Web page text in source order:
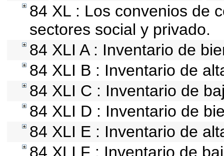
84 XL : Los convenios de
sectores social y privado.
84 XLI A : Inventario de
84 XLI B : Inventario de
84 XLI C : Inventario de
84 XLI D : Inventario de
84 XLI E : Inventario de
84 XLI F : Inventario de